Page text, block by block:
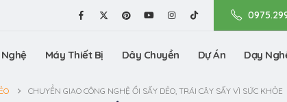
Máy Thiết Bị Dây Chuyền Dự Án Dạy
CHUYỂN GIAO CÔNG NGHỆ ỔI SẤY DẺO, TRÁI CÂY SẤY VÌ SỨC KHỎE